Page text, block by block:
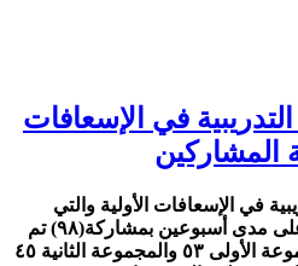
التدريبية في الإسعافات
المشاركين
في الإسعافات الأولية والتي
نظمتها عمادة شؤون الطلاب على مدى أسبوعين بمشاركة(٩٨) تم
توزيعهما الى مجموعتين( المجموعة الأولى ٥٣ والمجموعة الثانية ٤٥